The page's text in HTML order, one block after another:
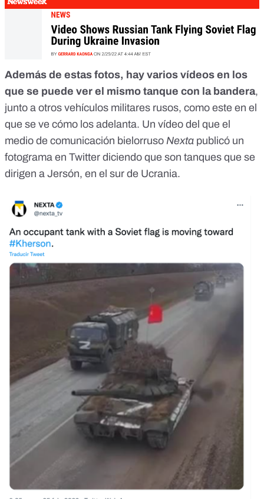
Además de estas fotos, hay varios vídeos en los
que se puede ver el mismo tanque con la bandera,
junto a otros vehículos militares rusos, como este en el
que se ve cómo los adelanta. Un vídeo del que el
medio de comunicación bielorruso Nexta publicó un
fotograma en Twitter diciendo que son tanques que se
dirigen a Jersón, en el sur de Ucrania.